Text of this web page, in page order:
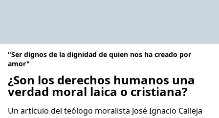
"Ser dignos de la dignidad de quien nos ha creado por
amor"
¿Son los derechos humanos una
verdad moral laica o cristiana?
Un artículo del teólogo moralista José Ignacio Calleja